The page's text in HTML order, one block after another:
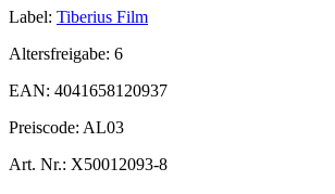
Label: Tiberius Film
Altersfreigabe: 6
EAN: 4041658120937
Preiscode: AL03
Art. Nr.: X50012093-8